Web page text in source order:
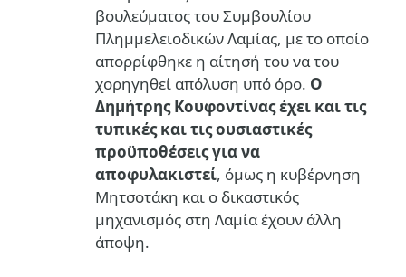
βουλεύματος του Συμβουλίου
Πλημμελειοδικών Λαμίας, με το οποίο
απορρίφθηκε η αίτησή του να του
χορηγηθεί απόλυση υπό όρο. Ο
Δημήτρης Κουφοντίνας έχει και τις
τυπικές και τις ουσιαστικές
προϋποθέσεις για να
αποφυλακιστεί, όμως η κυβέρνηση
Μητσοτάκη και ο δικαστικός
μηχανισμός στη Λαμία έχουν άλλη
άποψη.